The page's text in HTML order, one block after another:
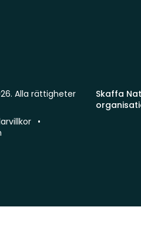
Skaffa
Alla rättigheter